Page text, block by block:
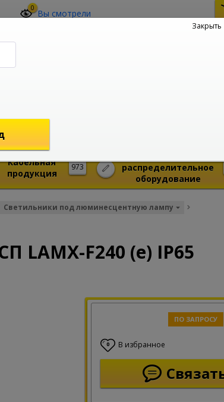
0 Вы смотрели
973
Кабельная
продукция
распределительное
оборудование
Светильники под люминесцентную лампу
LAMX-F240 (e) IP65
ПО ЗАПРОСУ
0 В избранное
Закрыть